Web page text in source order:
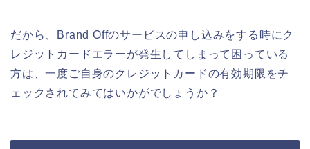
だから、Brand Offのサービスの申し込みをする時にク
レジットカードエラーが発生してしまって困っている
方は、一度ご自身のクレジットカードの有効期限をチ
ェックされてみてはいかがでしょうか？